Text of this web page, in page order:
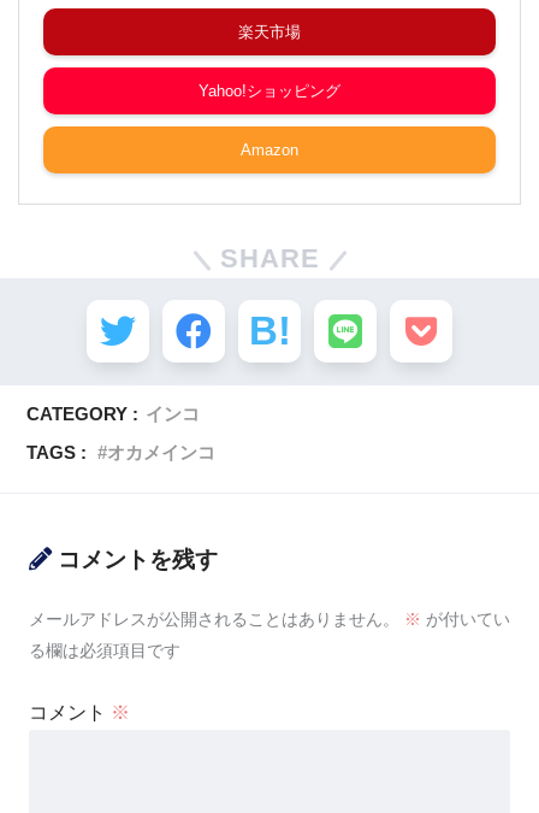
楽天市場
Yahoo!ショッピング
Amazon
SHARE
CATEGORY : インコ
TAGS :
オカメインコ
コメントを残す
メールアドレスが公開されることはありません。 ※ が付いてい
る欄は必須項目です
コメント ※